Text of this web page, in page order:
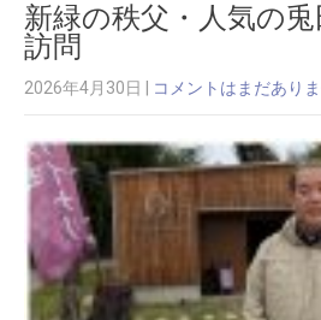
新緑の秩父・人気の
訪問
2026年4月30日 コメントはまだあり